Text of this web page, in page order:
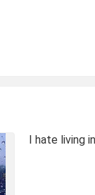
I hate living